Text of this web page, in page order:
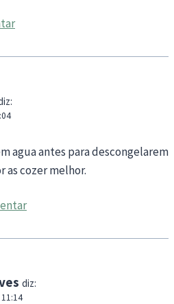
agua antes para descongelarem
as cozer melhor.
diz: